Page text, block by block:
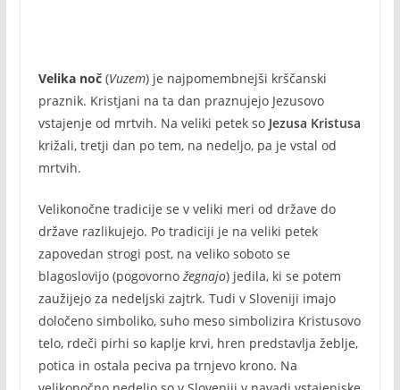
Velika noč(Vuzem) je najpomembnejši krščanski
praznik. Kristjani na ta dan praznujejo Jezusovo
vstajenje od mrtvih. Na veliki petek so Jezusa Kristusa
križali, tretji dan po tem, na nedeljo, pa je vstal od
mrtvih.
Velikonočne tradicije se v veliki meri od države do
države razlikujejo. Po tradiciji je na veliki petek
zapovedan strogi post, na veliko soboto se
blagoslovijo (pogovorno žegnajo) jedila, ki se potem
zaužijejo za nedeljski zajtrk. Tudi v Sloveniji imajo
določeno simboliko, suho meso simbolizira Kristusovo
telo, rdeči pirhi so kaplje krvi, hren predstavlja žeblje,
potica in ostala peciva pa trnjevo krono. Na